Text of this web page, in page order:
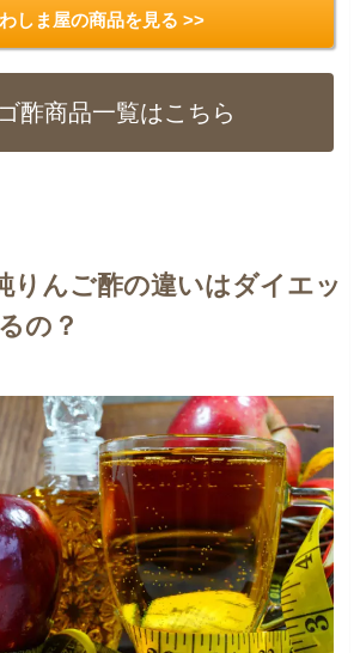
しま屋の商品を見る >>
酢商品一覧はこちら
りんご酢の違いはダイエッ
の？